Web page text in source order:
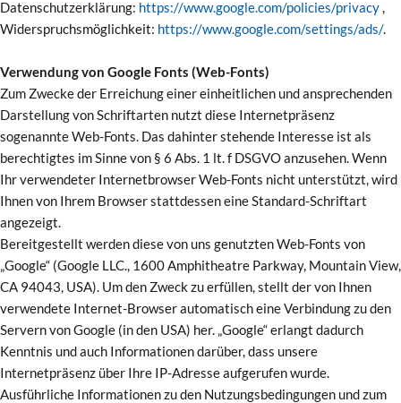
Datenschutzerklärung: https://www.google.com/policies/privacy,
Widerspruchsmöglichkeit: https://www.google.com/settings/ads/.
Verwendung von Google Fonts (Web-Fonts)
Zum Zwecke der Erreichung einer einheitlichen und ansprechenden
Darstellung von Schriftarten nutzt diese Internetpräsenz
sogenannte Web-Fonts. Das dahinter stehende Interesse ist als
berechtigtes im Sinne von § 6 Abs. 1 lt. f DSGVO anzusehen. Wenn
Ihr verwendeter Internetbrowser Web-Fonts nicht unterstützt, wird
Ihnen von Ihrem Browser stattdessen eine Standard-Schriftart
angezeigt.
Bereitgestellt werden diese von uns genutzten Web-Fonts von
„Google“ (Google LLC., 1600 Amphitheatre Parkway, Mountain View,
CA 94043, USA). Um den Zweck zu erfüllen, stellt der von Ihnen
verwendete Internet-Browser automatisch eine Verbindung zu den
Servern von Google (in den USA) her. „Google“ erlangt dadurch
Kenntnis und auch Informationen darüber, dass unsere
Internetpräsenz über Ihre IP-Adresse aufgerufen wurde.
Ausführliche Informationen zu den Nutzungsbedingungen und zum